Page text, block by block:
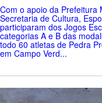
Com o apoio da Prefeitura
Secretaria de Cultura,
participaram dos Jogos
categorias A e B das
todo 60 atletas de Pedra
em Campo Verd...